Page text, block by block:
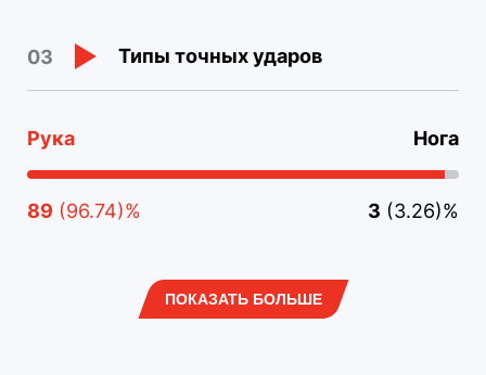
03 Типы точных ударов
Рука Нога
89 (96.74)% 3 (3.26)%
ПОКАЗАТЬ БОЛЬШЕ